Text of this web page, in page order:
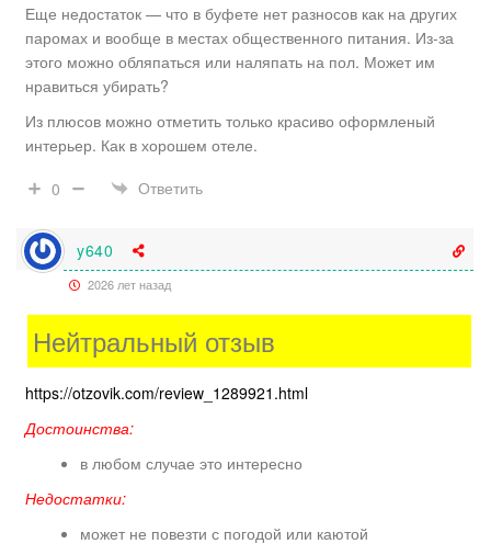
Еще недостаток — что в буфете нет разносов как на других
паромах и вообще в местах общественного питания. Из-за
этого можно обляпаться или наляпать на пол. Может им
нравиться убирать?
Из плюсов можно отметить только красиво оформленый
интерьер. Как в хорошем отеле.
0
Ответить
y640
2026 лет назад
Нейтральный отзыв
https://otzovik.com/review_1289921.html
Достоинства:
в любом случае это интересно
Недостатки:
может не повезти с погодой или каютой